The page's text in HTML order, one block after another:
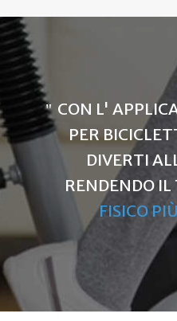
CON L'
PER
DIVERTI
RENDENDO IL
FISICO